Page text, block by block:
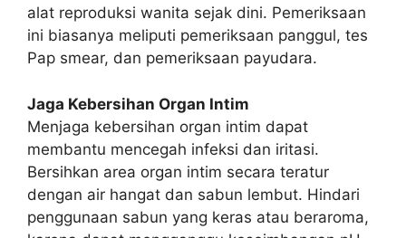
alat reproduksi wanita sejak dini. Pemeriksaan
ini biasanya meliputi pemeriksaan panggul, tes
Pap smear, dan pemeriksaan payudara.
Jaga Kebersihan Organ Intim
Menjaga kebersihan organ intim dapat
membantu mencegah infeksi dan iritasi.
Bersihkan area organ intim secara teratur
dengan air hangat dan sabun lembut. Hindari
penggunaan sabun yang keras atau beraroma,